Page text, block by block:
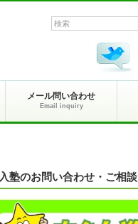
メール問い合わせ
Email inquiry
入塾のお問い合わせ・ご相談